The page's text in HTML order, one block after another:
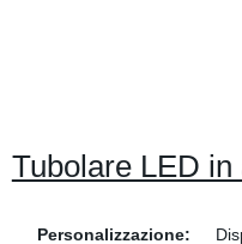
Tubolare LED
Personalizzazione: